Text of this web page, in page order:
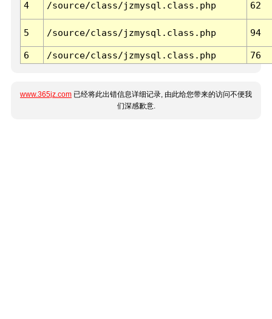
4 /source/class/jzmysql.class.php 62
5 /source/class/jzmysql.class.php 94
6 /source/class/jzmysql.class.php 76
www.365jz.com 已经将此出错信息详细记录, 由此给您带来的访问不便我
们深感歉意.